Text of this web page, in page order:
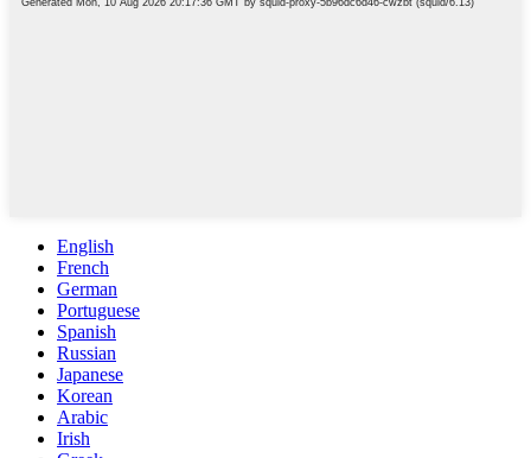
English
French
German
Portuguese
Spanish
Russian
Japanese
Korean
Arabic
Irish